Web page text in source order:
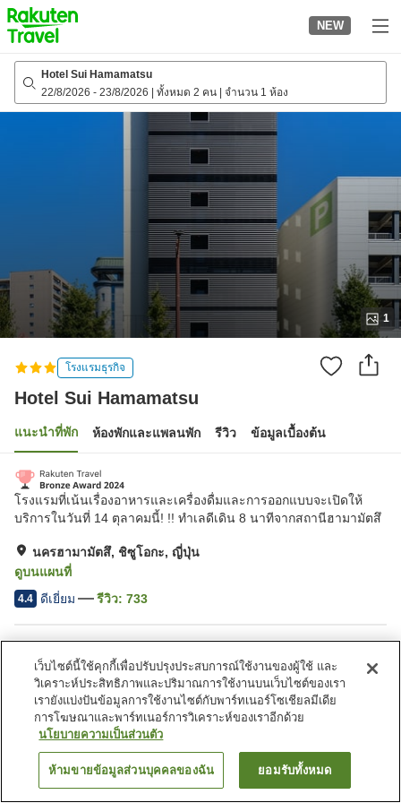
to
top
page
NEW
Hotel Sui Hamamatsu
22/8/2026 - 23/8/2026 ทั้งหมด 2 คน จำนวน 1 ห้อง
1
โรงแรมธุรกิจ
Hotel Sui Hamamatsu
แนะนำที่พัก ห้องพักและแพลนพัก รีวิว ข้อมูลเบื้องต้น
โรงแรมที่เน้นเรื่องอาหารและเครื่องดื่มและการออกแบบจะเปิดให้
บริการในวันที่ 14 ตุลาคมนี้! !! ทำเลดีเดิน 8 นาทีจากสถานีฮามามัตสึ
นครฮามามัตสึ, ชิซูโอกะ, ญี่ปุ่น
ดูบนแผนที่
4.4 ดีเยี่ยม รีวิว: 733
ร้านอาหาร
ตู้จำหน่ายอัตโนมัติ
บริการซักผ้า (มีค่าบริการ)
บริการส่งสินค้า
หน้าแรก ญี่ปุ่น ชิซูโอกะ
ค้นหาห้องพัก
เว็บไซต์นี้ใช้คุกกี้เพื่อปรับปรุงประสบการณ์ใช้งานของผู้ใช้ และ
วิเคราะห์ประสิทธิภาพและปริมาณการใช้งานบนเว็บไซต์ของเรา
เรายังแบ่งปันข้อมูลการใช้งานไซต์กับพาร์ทเนอร์โซเชียลมีเดีย
การโฆษณาและพาร์ทเนอร์การวิเคราะห์ของเราอีกด้วย
นโยบายความเป็นส่วนตัว
ห้ามขายข้อมูลส่วนบุคคลของฉัน ยอมรับทั้งหมด